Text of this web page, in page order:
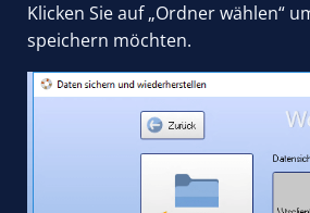
Klicken Sie auf „Ordner wählen“
speichern möchten.